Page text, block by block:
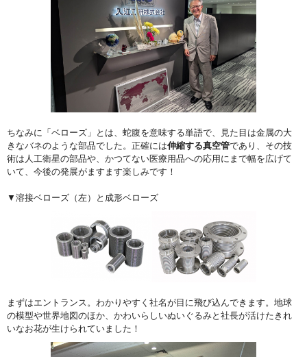
ちなみに「ベローズ」とは、蛇腹を意味する単語で、見た目は金属の大
きなバネのような部品でした。正確には伸縮する真空管であり、その技
術は人工衛星の部品や、かつてない医療用品への応用にまで幅を広げて
いて、今後の発展がますます楽しみです！
▼溶接ベローズ（左）と成形ベローズ
まずはエントランス。わかりやすく社名が目に飛び込んできます。地球
の模型や世界地図のほか、かわいらしいぬいぐるみと社長が活けたきれ
いなお花が生けられていました！